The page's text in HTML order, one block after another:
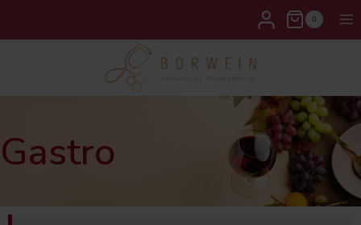
0
Gastro